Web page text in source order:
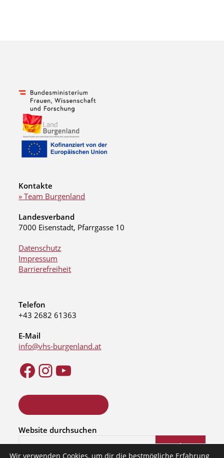
Kontakte
» Team Burgenland
Landesverband
7000 Eisenstadt, Pfarrgasse 10
Datenschutz
Impressum
Barrierefreiheit
Telefon
+43 2682 61363
E-Mail
info@vhs-burgenland.at
Website durchsuchen
Suchen
Wir verwenden Cookies, um dir die bestmögliche Erfahrung